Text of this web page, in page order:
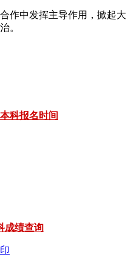
中发挥主导作用，掀起大
。
科报名时间
成绩查询